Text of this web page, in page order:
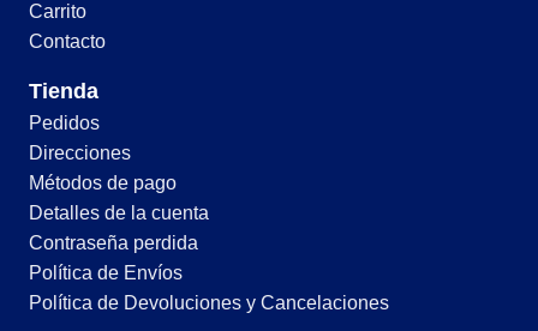
Carrito
Contacto
Tienda
Pedidos
Direcciones
Métodos de pago
Detalles de la cuenta
Contraseña perdida
Política de Envíos
Política de Devoluciones y Cancelaciones